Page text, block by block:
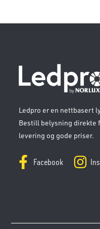
Ledpro er en nettbasert
Bestill belysning direkte
levering og gode priser.
Facebook